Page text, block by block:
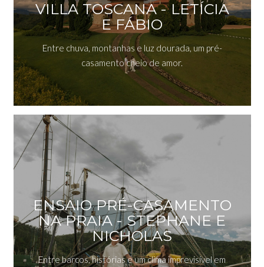
VILLA TOSCANA - LETÍCIA
E FÁBIO
Entre chuva, montanhas e luz dourada, um pré-
casamento cheio de amor.
ENSAIO PRÉ-CASAMENTO
NA PRAIA - STEPHANE E
NICHOLAS
Entre barcos, histórias e um clima imprevisível em